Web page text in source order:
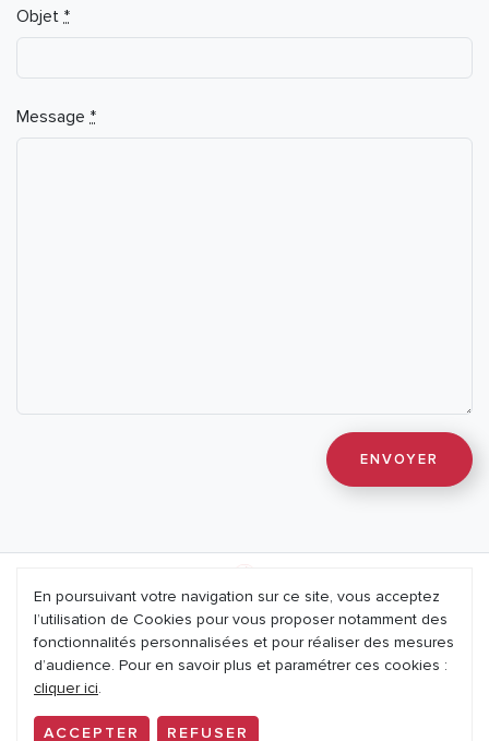
Objet *
Message *
Mentions légales
Nous contacter
Politique de confidentialité
En poursuivant votre navigation sur ce site, vous acceptez
l’utilisation de Cookies pour vous proposer notamment des
fonctionnalités personnalisées et pour réaliser des mesures
d’audience. Pour en savoir plus et paramétrer ces cookies :
cliquer ici.
ACCEPTER REFUSER